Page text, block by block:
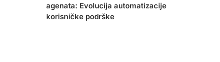
agenata: Evolucija automatizacije
korisničke podrške